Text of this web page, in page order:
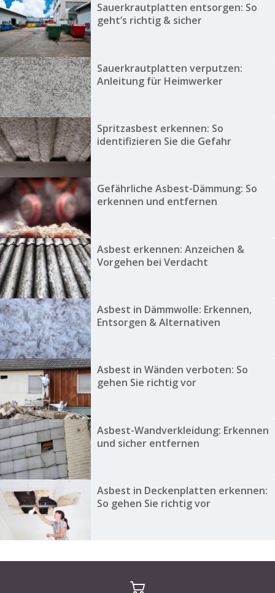
Sauerkrautplatten entsorgen: So
geht’s richtig & sicher
Sauerkrautplatten verputzen:
Anleitung für Heimwerker
Spritzasbest erkennen: So
identifizieren Sie die Gefahr
Gefährliche Asbest-Dämmung: So
erkennen und entfernen
Asbest erkennen: Anzeichen &
Vorgehen bei Verdacht
Asbest in Dämmwolle: Erkennen,
Entsorgen & Alternativen
Asbest in Wänden verboten: So
gehen Sie richtig vor
Asbest-Wandverkleidung: Erkennen
und sicher entfernen
Asbest in Deckenplatten erkennen:
So gehen Sie richtig vor